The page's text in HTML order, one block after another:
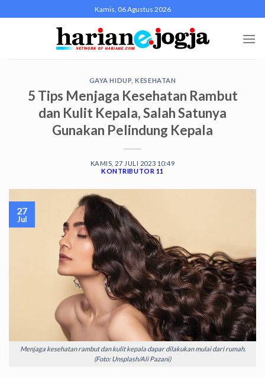
to
Kamis, 06 Agustus 2026
GAYA HIDUP ,KESEHATAN
5 Tips Menjaga Kesehatan Rambut
dan Kulit Kepala, Salah Satunya
Gunakan Pelindung Kepala
KAMIS, 27 JULI 2023 10:49
KONTRIBUTOR 11
Menjaga kesehatan rambut dan kulit kepala dapar dilakukan mulai dari rumah.
(Foto: Unsplash/Ali Pazani)
27
Jul